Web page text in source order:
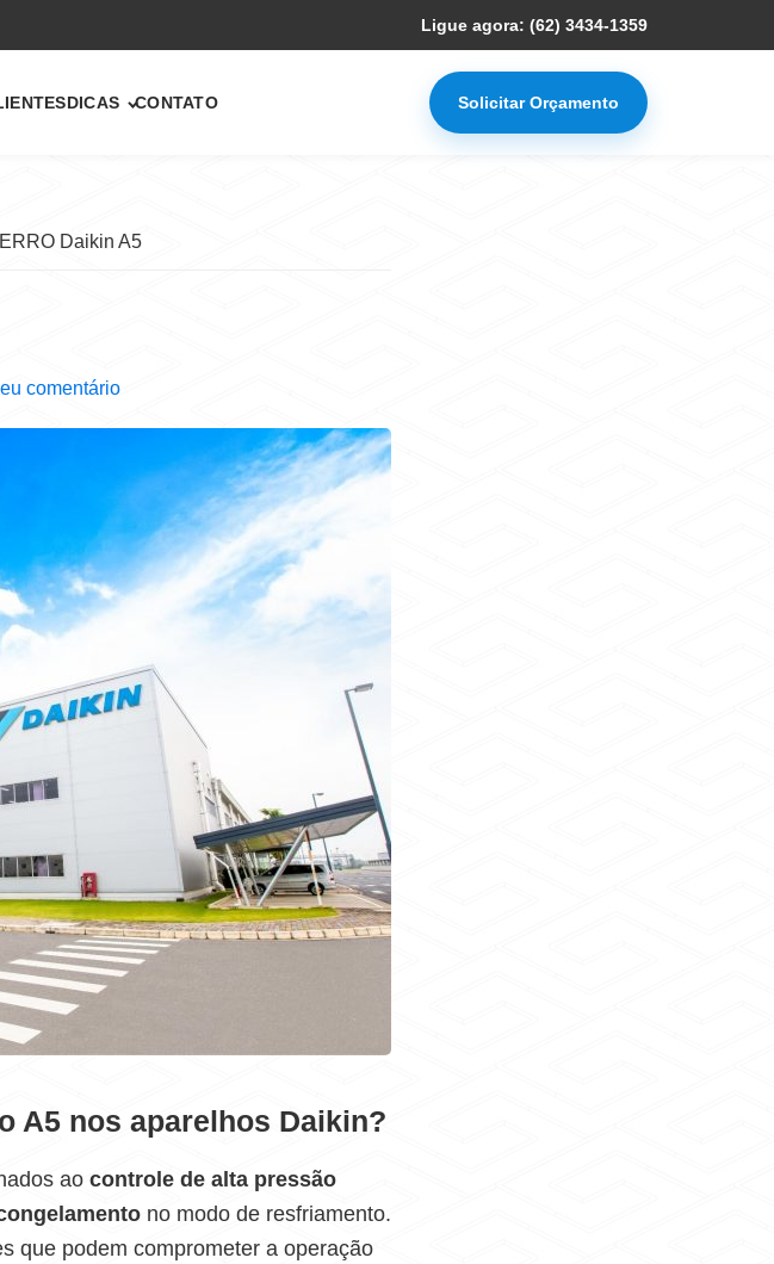
Ligue agora: (62) 3434-1359
DICAS CONTATO Solicitar Orçamento
Daikin A5
comentário
A5 nos aparelhos Daikin?
ao controle de alta pressão
no modo de resfriamento.
que podem comprometer a operação